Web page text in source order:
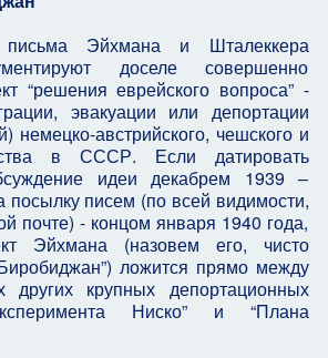
Эйхмана и Шталеккера
доселе совершенно
“решения еврейского вопроса” -
эвакуации или депортации
немецко-австрийского, чешского и
в СССР. Если датировать
идеи декабрем 1939 –
посылку писем (по всей видимости,
почте) - концом января 1940 года,
Эйхмана (назовем его, чисто
ложится прямо между
других крупных депортационных
Ниско” и “Плана